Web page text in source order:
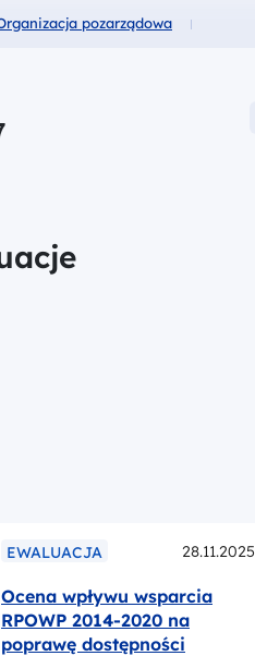
dla
pozarządowa
EWALUACJA 28.11.2025
Ocena wpływu wsparcia
RPOWP 2014-2020 na
poprawę dostępności